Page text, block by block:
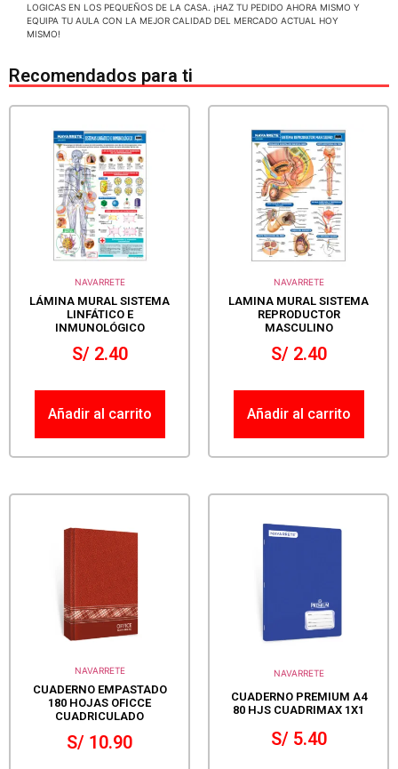
LOGICAS EN LOS PEQUEÑOS DE LA CASA. ¡HAZ TU PEDIDO AHORA MISMO Y
EQUIPA TU AULA CON LA MEJOR CALIDAD DEL MERCADO ACTUAL HOY
MISMO!
Recomendados para ti
NAVARRETE
LÁMINA MURAL SISTEMA
LINFÁTICO E
INMUNOLÓGICO
S/2.40
Añadir al carrito
NAVARRETE
LAMINA MURAL SISTEMA
REPRODUCTOR
MASCULINO
S/2.40
Añadir al carrito
NAVARRETE
CUADERNO EMPASTADO
180 HOJAS OFICCE
CUADRICULADO
S/ 10.90
NAVARRETE
CUADERNO PREMIUM A4
80 HJS CUADRIMAX 1X1
S/5.40